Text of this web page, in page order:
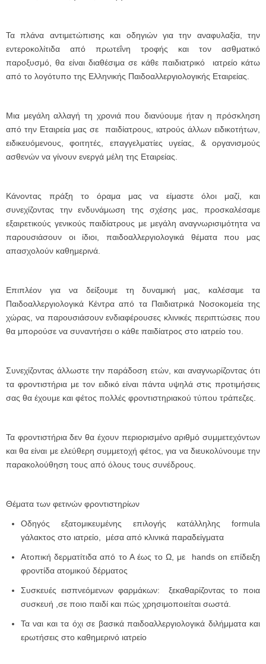
Τα πλάνα αντιμετώπισης και οδηγιών για την αναφυλαξία, την
εντεροκολίτιδα από πρωτεΐνη τροφής και τον ασθματικό
παροξυσμό, θα είναι διαθέσιμα σε κάθε παιδιατρικό ιατρείο κάτω
από το λογότυπο της Ελληνικής Παιδοαλλεργιολογικής Εταιρείας.
Μια μεγάλη αλλαγή τη χρονιά που διανύουμε ήταν η πρόσκληση
από την Εταιρεία μας σε παιδίατρους, ιατρούς άλλων ειδικοτήτων,
ειδικευόμενους, φοιτητές, επαγγελματίες υγείας, & οργανισμούς
ασθενών να γίνουν ενεργά μέλη της Εταιρείας.
Κάνοντας πράξη το όραμα μας να είμαστε όλοι μαζί, και
συνεχίζοντας την ενδυνάμωση της σχέσης μας, προσκαλέσαμε
εξαιρετικούς γενικούς παιδίατρους με μεγάλη αναγνωρισιμότητα να
παρουσιάσουν οι ίδιοι, παιδοαλλεργιολογικά θέματα που μας
απασχολούν καθημερινά.
Επιπλέον για να δείξουμε τη δυναμική μας, καλέσαμε τα
Παιδοαλλεργιολογικά Κέντρα από τα Παιδιατρικά Νοσοκομεία της
χώρας, να παρουσιάσουν ενδιαφέρουσες κλινικές περιπτώσεις που
θα μπορούσε να συναντήσει ο κάθε παιδίατρος στο ιατρείο του.
Συνεχίζοντας άλλωστε την παράδοση ετών, και αναγνωρίζοντας ότι
τα φροντιστήρια με τον ειδικό είναι πάντα υψηλά στις προτιμήσεις
σας θα έχουμε και φέτος πολλές φροντιστηριακού τύπου τράπεζες.
Τα φροντιστήρια δεν θα έχουν περιορισμένο αριθμό συμμετεχόντων
και θα είναι με ελεύθερη συμμετοχή φέτος, για να διευκολύνουμε την
παρακολούθηση τους από όλους τους συνέδρους.
Θέματα των φετινών φροντιστηρίων
Οδηγός εξατομικευμένης επιλογής κατάλληλης formula
γάλακτος στο ιατρείο, μέσα από κλινικά παραδείγματα
Ατοπική δερματίτιδα από το Α έως το Ω, με hands on επίδειξη
φροντίδα ατομικού δέρματος
Συσκευές εισπνεόμενων φαρμάκων: ξεκαθαρίζοντας το ποια
συσκευή ,σε ποιο παιδί και πώς χρησιμοποιείται σωστά.
Τα ναι και τα όχι σε βασικά παιδοαλλεργιολογικά διλήμματα και
ερωτήσεις στο καθημερινό ιατρείο